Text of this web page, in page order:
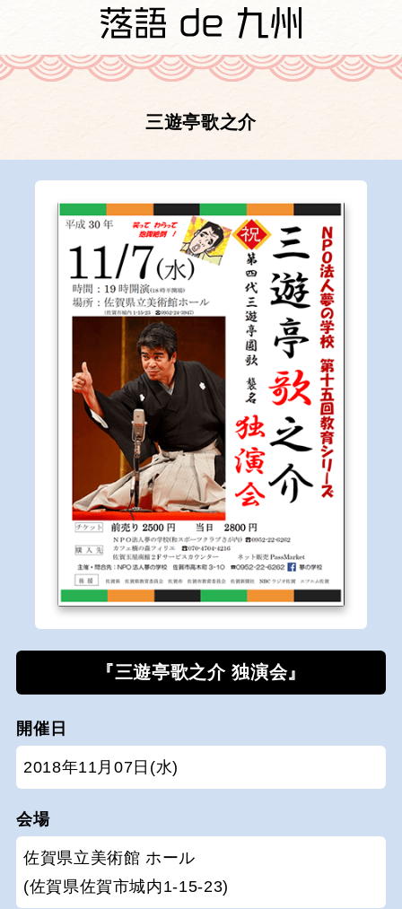
三遊亭歌之介
『三遊亭歌之介 独演会』
開催日
2018年11月07日(水)
会場
佐賀県立美術館 ホール
(佐賀県佐賀市城内1-15-23)